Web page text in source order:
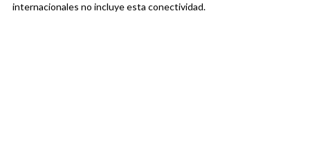
internacionales no incluye esta conectividad.